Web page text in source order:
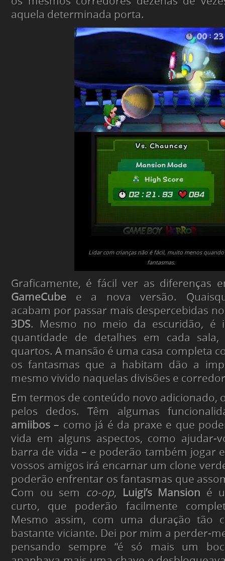
aquela determinada porta.
Lidar com crianças não é fácil, muito menos quando
fantasmas.
Graficamente, é fácil ver as diferenças
GameCube e a nova versão.
acabam por passar mais despercebidas
3DS. Mesmo no meio da escuridão, é
quantidade de detalhes em cada
quartos. A mansão é uma casa completa
os fantasmas que a habitam dão a
mesmo vivido naquelas divisões e
Em termos de conteúdo novo adicionado,
pelos dedos. Têm algumas
amiibos– como já é da praxe e que
vida em alguns aspectos, como ajudar-
barra de vida – e poderão também jogar
vossos amigos irá encarnar um clone
poderão enfrentar os fantasmas que
Com ou sem co-op, Luigi’s Mansion é
curto, que poderão facilmente
Mesmo assim, com uma duração tão
bastante viciante. Dei por mim a perder-
pensando sempre “é só mais um